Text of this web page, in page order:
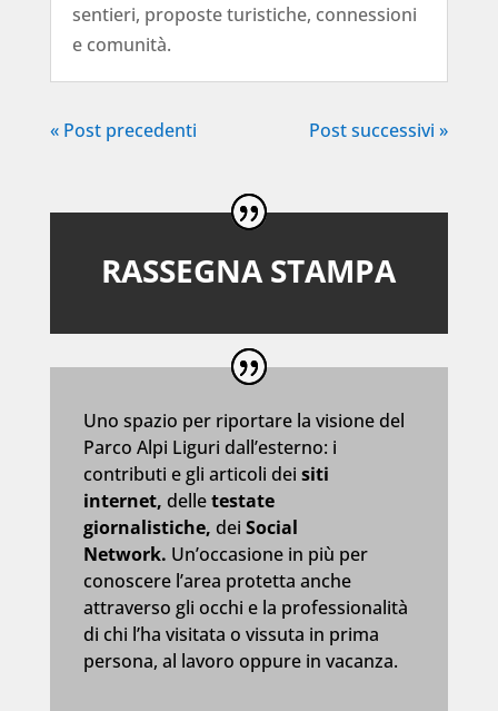
sentieri, proposte turistiche, connessioni
e comunità.
« Post precedenti Post successivi »
RASSEGNA STAMPA
Uno spazio per riportare la visione del
Parco Alpi Liguri dall’esterno: i
contributi e gli articoli dei siti
internet, delletestate
giornalistiche, dei Social
Network. Un’occasione in più per
conoscere l’area protetta anche
attraverso gli occhi e la professionalità
di chi l’ha visitata o vissuta in prima
persona, al lavoro oppure in vacanza.